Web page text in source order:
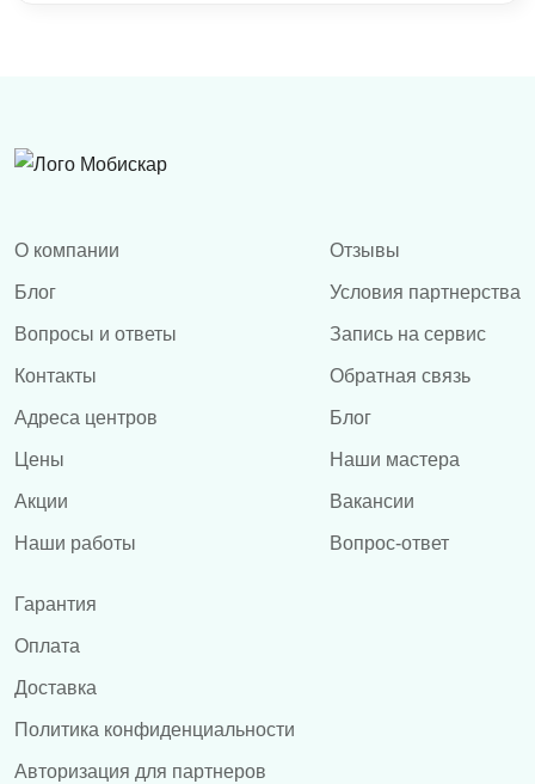
О компании
Блог
Вопросы и ответы
Контакты
Адреса центров
Цены
Акции
Наши работы
Отзывы
Условия партнерства
Запись на сервис
Обратная связь
Блог
Наши мастера
Вакансии
Вопрос-ответ
Гарантия
Оплата
Доставка
Политика конфиденциальности
Авторизация для партнеров